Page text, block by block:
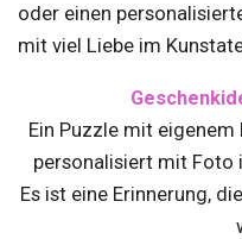
oder einen
mit viel Liebe im
Ein Puzzle mit
personalisiert mit Foto
Es ist eine Erinnerung,